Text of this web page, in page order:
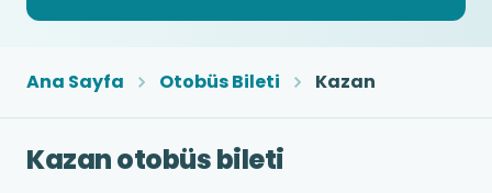
Ana Sayfa Otobüs Bileti Kazan
Kazan otobüs bileti